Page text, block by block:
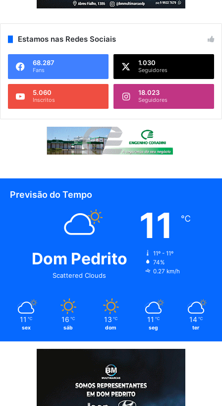
Estamos nas Redes Sociais
68.287
Fans
1.030
Seguidores
5.060
Inscritos
18.023
Seguidores
Previsão do Tempo
Dom Pedrito
Scattered Clouds
11 ℃
11º - 11º
74%
0.27 km/h
11 ℃
sex
16 ℃
sáb
13 ℃
dom
11 ℃
seg
14 ℃
ter